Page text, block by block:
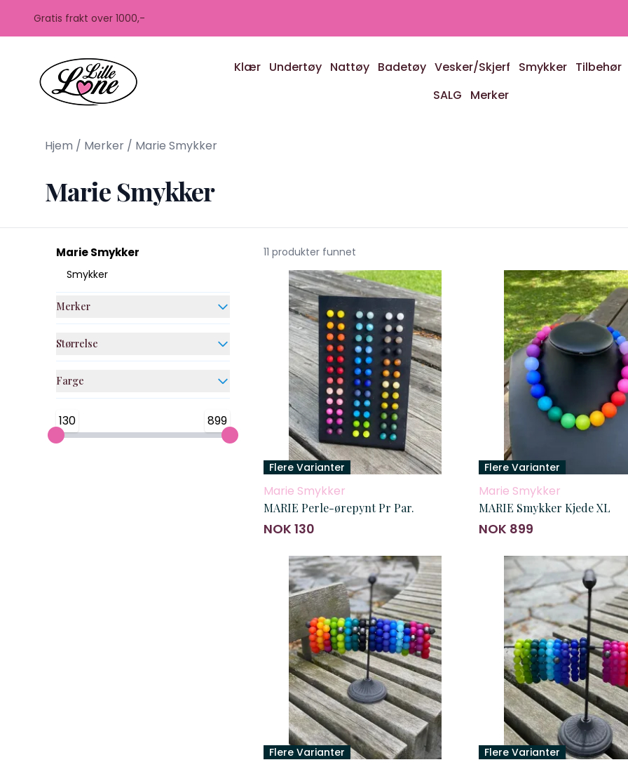
Gratis frakt over 1000,-
Klær Undertøy Nattøy Badetøy Vesker/Skjerf Smykker Tilbehør
SALG
Merker
Hjem / Merker / Marie Smykker
Marie Smykker
Marie Smykker
Smykker
Merker
Størrelse
Farge
130 899
11 produkter funnet
Flere Varianter
Marie Smykker
MARIE Perle-ørepynt Pr Par.
NOK 130
Flere Varianter
Marie Smykker
MARIE Smykker Kjede XL
NOK 899
Flere Varianter Flere Varianter